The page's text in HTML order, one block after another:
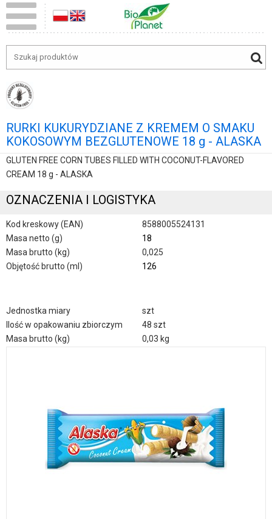
RURKI KUKURYDZIANE Z KREMEM O SMAKU
KOKOSOWYM BEZGLUTENOWE 18 g - ALASKA
GLUTEN FREE CORN TUBES FILLED WITH COCONUT-FLAVORED
CREAM 18 g - ALASKA
OZNACZENIA I LOGISTYKA
Kod kreskowy (EAN)
8588005524131
Masa netto (g)
18
Masa brutto (kg)
0,025
Objętość brutto (ml)
126
Jednostka miary
szt
Ilość w opakowaniu zbiorczym
48 szt
Masa brutto (kg)
0,03 kg